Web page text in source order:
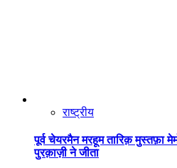
राष्ट्रीय
पूर्व चेयरमैन मरहूम तारिक़ मुस्तफ़ा
पुरक़ाज़ी ने जीता